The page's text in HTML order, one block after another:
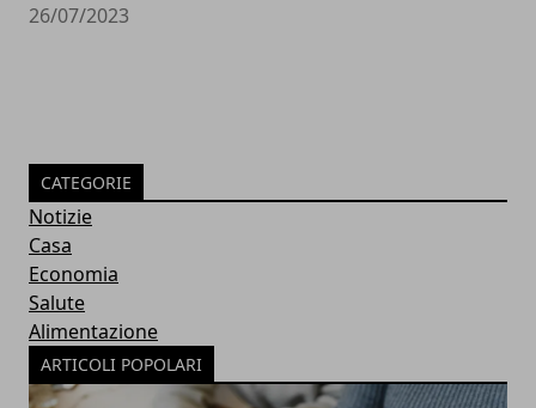
26/07/2023
CATEGORIE
Notizie
Casa
Economia
Salute
Alimentazione
ARTICOLI POPOLARI